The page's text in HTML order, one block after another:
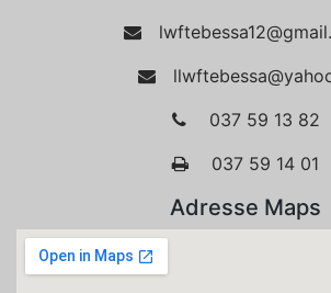
037 59 13 82
037 59 14 01
Adresse Maps